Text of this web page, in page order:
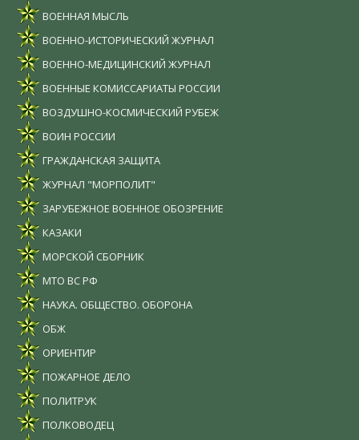
ВОЕННАЯ МЫСЛЬ
ВОЕННО-ИСТОРИЧЕСКИЙ ЖУРНАЛ
ВОЕННО-МЕДИЦИНСКИЙ ЖУРНАЛ
ВОЕННЫЕ КОМИССАРИАТЫ РОССИИ
ВОЗДУШНО-КОСМИЧЕСКИЙ РУБЕЖ
ВОИН РОССИИ
ГРАЖДАНСКАЯ ЗАЩИТА
ЖУРНАЛ "МОРПОЛИТ"
ЗАРУБЕЖНОЕ ВОЕННОЕ ОБОЗРЕНИЕ
КАЗАКИ
МОРСКОЙ СБОРНИК
МТО ВС РФ
НАУКА. ОБЩЕСТВО. ОБОРОНА
ОБЖ
ОРИЕНТИР
ПОЖАРНОЕ ДЕЛО
ПОЛИТРУК
ПОЛКОВОДЕЦ